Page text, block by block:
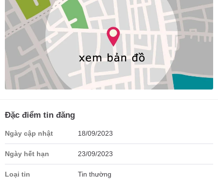
Đặc điểm tin đăng
Ngày cập nhật 18/09/2023
Ngày hết hạn 23/09/2023
Loại tin Tin thường